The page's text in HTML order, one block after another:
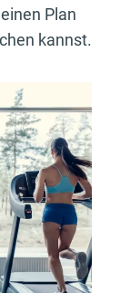
Plan
kannst.